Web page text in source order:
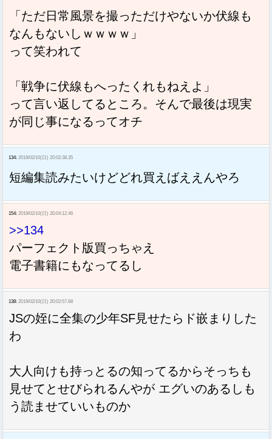
「ただ日常風景を撮っただけやないか伏線も
なんもないしｗｗｗｗ」
って笑われて
「戦争に伏線もへったくれもねえよ」
って言い返してるところ。そんで最後は現実
が同じ事になるってオチ
134: 2019/02/10(日) 20:02:38.35
短編集読みたいけどどれ買えばええんやろ
154: 2019/02/10(日) 20:04:12.46
>>134
パーフェクト版買っちゃえ
電子書籍にもなってるし
138: 2019/02/10(日) 20:02:57.68
JSの姪に全集の少年SF見せたらド嵌まりした
わ
大人向けも持っとるの知ってるからそっちも
見せてとせびられるんやが エグいのあるしも
う読ませていいものか